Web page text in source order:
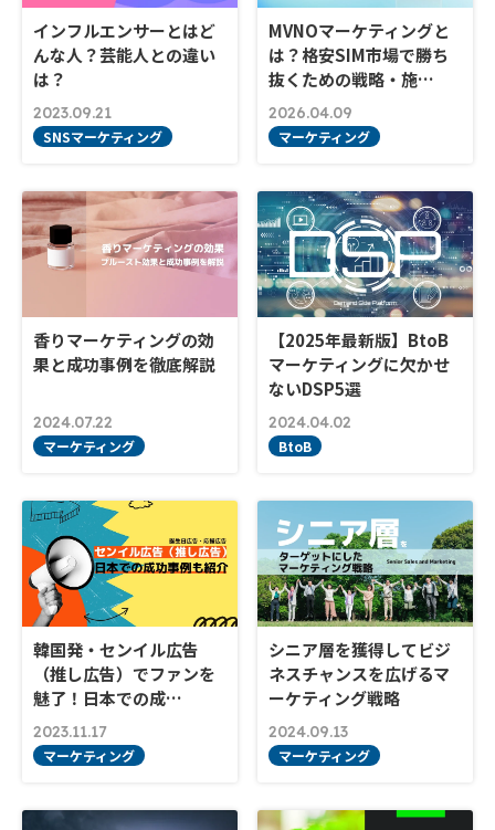
インフルエンサーとはど
んな人？芸能人との違い
は？
2023.09.21
SNSマーケティング
MVNOマーケティングと
は？格安SIM市場で勝ち
抜くための戦略・施…
2026.04.09
マーケティング
香りマーケティングの効
果と成功事例を徹底解説
2024.07.22
マーケティング
【2025年最新版】BtoB
マーケティングに欠かせ
ないDSP5選
2024.04.02
BtoB
韓国発・センイル広告
（推し広告）でファンを
魅了！日本での成…
2023.11.17
マーケティング
シニア層を獲得してビジ
ネスチャンスを広げるマ
ーケティング戦略
2024.09.13
マーケティング